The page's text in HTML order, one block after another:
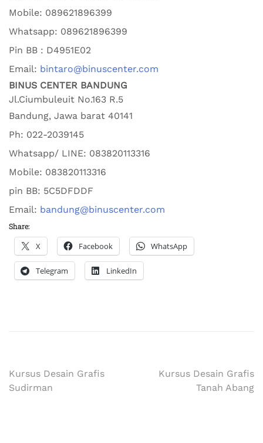
Mobile: 089621896399
Whatsapp: 089621896399
Pin BB : D4951E02
Email: bintaro@binuscenter.com
BINUS CENTER BANDUNG
Jl.Ciumbuleuit No.163 R.5
Bandung, Jawa barat 40141
Ph: 022-2039145
Whatsapp/ LINE: 083820113316
Mobile: 083820113316
pin BB: 5C5DFDDF
Email: bandung@binuscenter.com
Share:
X Facebook WhatsApp
Telegram LinkedIn
Kursus Desain Grafis
Sudirman
Kursus Desain Grafis
Tanah Abang